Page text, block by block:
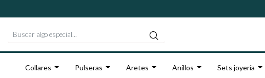
Collares Pulseras Aretes Anillos Sets joyería